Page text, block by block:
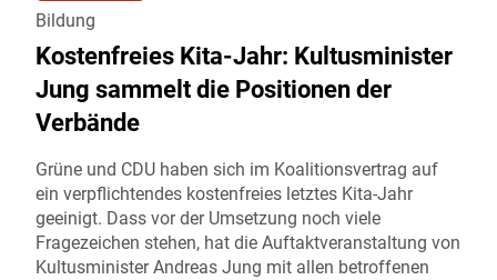
Bildung
Kostenfreies Kita-Jahr: Kultusminister
Jung sammelt die Positionen der
Verbände
Grüne und CDU haben sich im Koalitionsvertrag auf
ein verpflichtendes kostenfreies letztes Kita-Jahr
geeinigt. Dass vor der Umsetzung noch viele
Fragezeichen stehen, hat die Auftaktveranstaltung von
Kultusminister Andreas Jung mit allen betroffenen